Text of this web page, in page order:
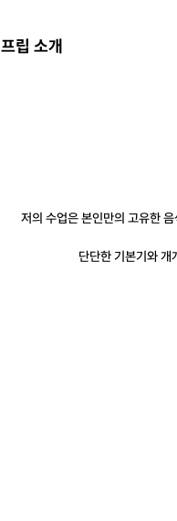
프립 소개
저의 수업은 본인만의 고유한
단단한 기본기와 개